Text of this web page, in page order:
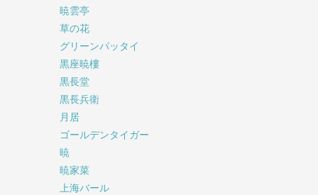
暁雲亭
草の花
グリーンパッタイ
黒座暁樓
黒長堂
黒長兵衛
月居
ゴールデンタイガー
暁
暁家菜
上海バール